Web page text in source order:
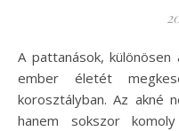
A pattanások, különösen a nagyobb, gyulladt formák, sok
ember életét
korosztályban. Az akné
hanem sokszor